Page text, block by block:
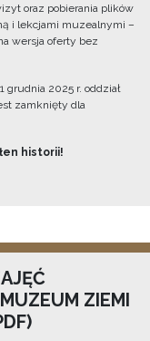
oraz pobierania plików
i lekcjami muzealnymi –
wersja oferty bez
grudnia 2025 r. oddział
zamknięty dla
historii!
ZIEMI